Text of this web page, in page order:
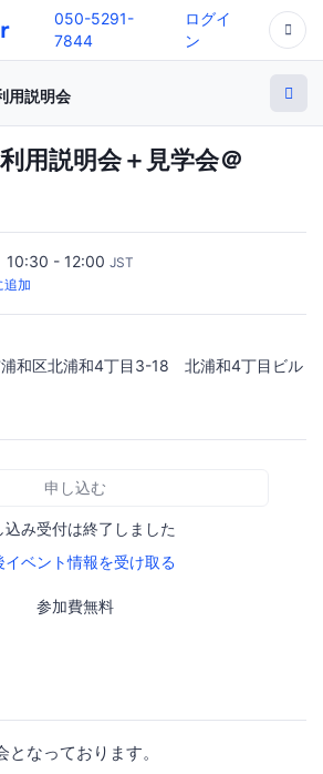
050-5291-
7844
ログイ
ン
用説明会
用説明会＋見学会＠
10:30 - 12:00 JST
追加
浦和区北浦和4丁目3-18 北浦和4丁目ビル
申し込む
込み受付は終了しました
イベント情報を受け取る
参加費無料
なっております。